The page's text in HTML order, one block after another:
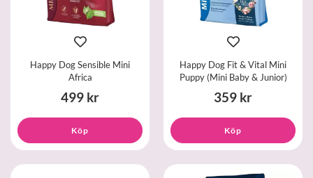
Happy Dog Sensible Mini
Africa
499 kr
Köp
Happy Dog Fit & Vital Mini
Puppy (Mini Baby & Junior)
359 kr
Köp